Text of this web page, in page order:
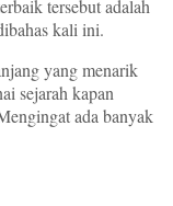
tersebut adalah
kali ini.
yang menarik
sejarah kapan
ada banyak